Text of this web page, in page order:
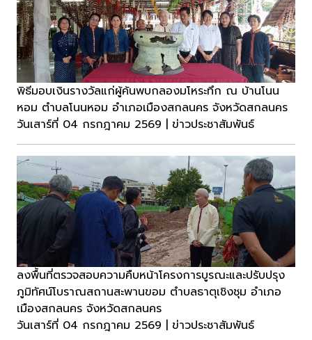
พิธีมอบเงินรางวัลแก่ผู้ค้นพบกลองมโหระทึก ณ บ้านโนน
หอม ตำบลโนนหอม อำเภอเมืองสกลนคร จังหวัดสกลนคร
วันเสาร์ที่ 04 กรกฎาคม 2569 | ข่าวประชาสัมพันธ์
ลงพื้นที่ตรวจสอบความคืบหน้าโครงการบูรณะและปรับปรุง
ภูมิทัศน์โบราณสถานสะพานขอม ตำบลธาตุเชิงชุม อำเภอ
เมืองสกลนคร จังหวัดสกลนคร
วันเสาร์ที่ 04 กรกฎาคม 2569 | ข่าวประชาสัมพันธ์